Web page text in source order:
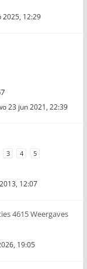
2025, 12:29
23 jun 2021, 22:39
3 4 5
12:07
4615 Weergaves
19:05